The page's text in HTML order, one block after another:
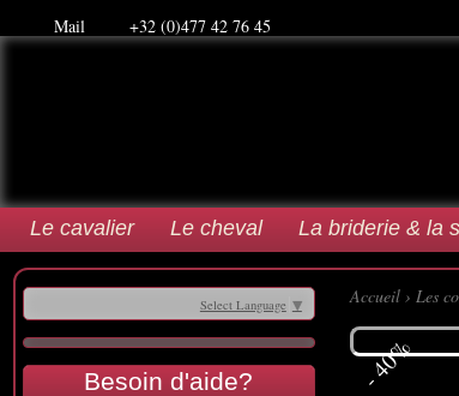
Mail +32 (0)477 42 76 45
Le cavalier Le cheval La briderie & la
Accueil› Les
- 40%
Select Language ▼
Besoin d'aide?